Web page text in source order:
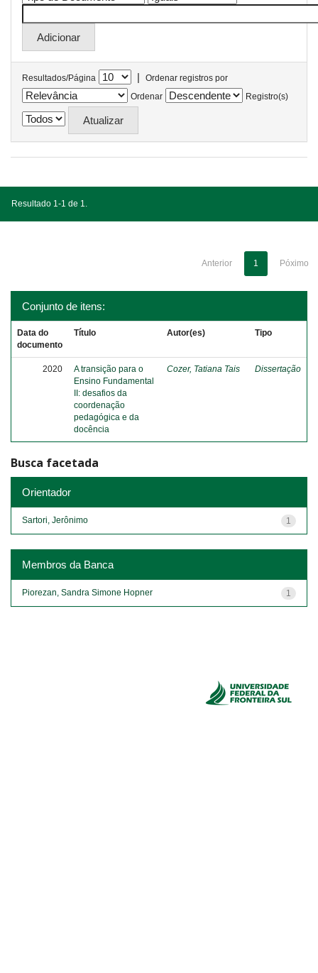
Resultados/Página |
Ordenar registros por
Ordenar
Registro(s)
Resultado 1-1 de 1.
Anterior 1 Póximo
Conjunto de itens:
Data do
documento
Título Autor(es) Tipo
2020
A transição para o
Ensino Fundamental
II: desafios da
coordenação
pedagógica e da
docência
Cozer, Tatiana Tais Dissertação
Busca facetada
Orientador
1
Sartori, Jerônimo
Membros da Banca
1
Piorezan, Sandra Simone Hopner